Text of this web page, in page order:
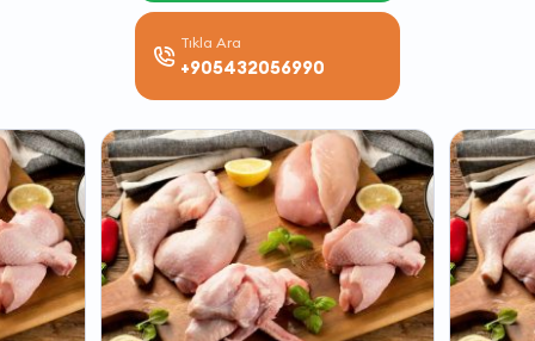
Tıkla Ara
+905432056990